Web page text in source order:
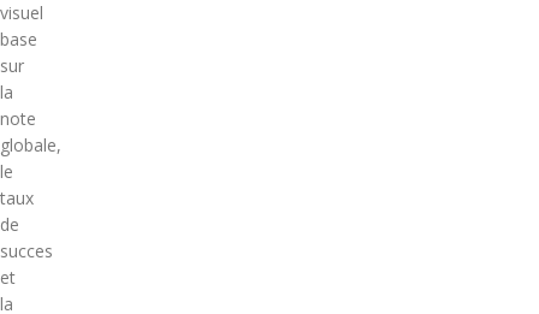
visuel
base
sur
la
note
globale,
le
taux
de
succes
et
la